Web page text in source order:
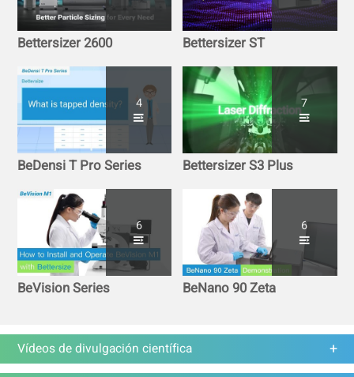
Bettersizer 2600 Bettersizer ST
4
BeDensi T Pro Series
7
Bettersizer S3 Plus
6
BeVision Series
6
BeNano 90 Zeta
Vídeos de divulgación científica